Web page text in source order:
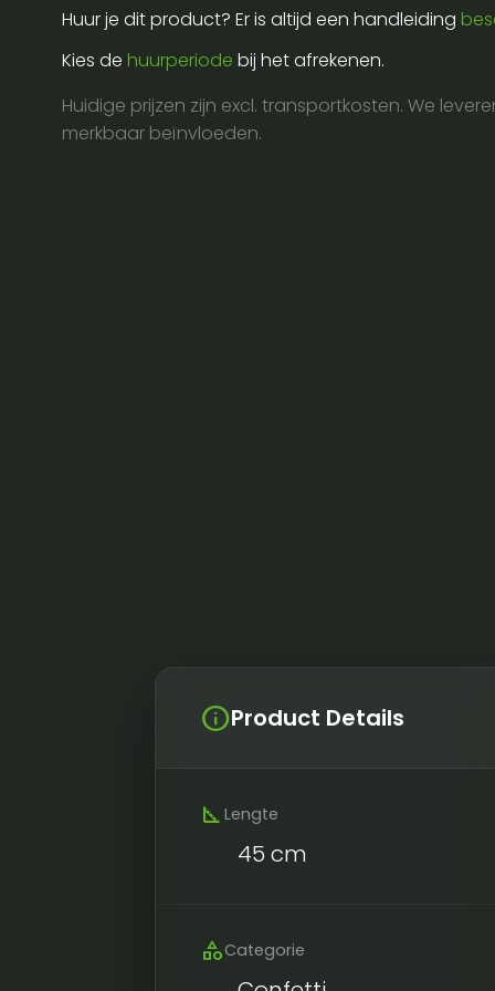
aantal
Huur je dit product? Er is altijd een handleiding
Kies de huurperiode bij het afrekenen.
Huidige prijzen zijn excl. transportkosten. We
merkbaar beïnvloeden.
infoProduct Details
square_foot Lengte
45 cm
categoryCategorie